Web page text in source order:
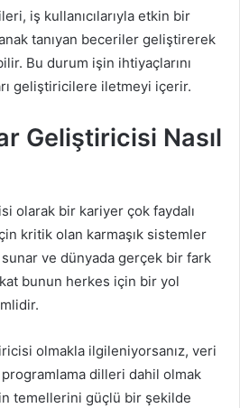
iş kullanıcılarıyla etkin bir
tanıyan beceriler geliştirerek
Bu durum işin ihtiyaçlarını
geliştiricilere iletmeyi içerir.
Geliştiricisi Nasıl
olarak bir kariyer çok faydalı
kritik olan karmaşık sistemler
sunar ve dünyada gerçek bir fark
bunun herkes için bir yol
olmakla ilgileniyorsanız, veri
programlama dilleri dahil olmak
temellerini güçlü bir şekilde